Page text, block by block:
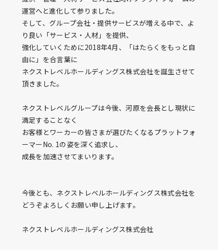
運営へと進化して参りました。
そして、グループ会社・提供サービスが増える中で、よ
り良い「サービス・人材」を提供、
強化していくために2018年4月、「はたらくをもっと自
由に」を合言葉に
ネクストレベルホールディングス株式会社を誕生させて
頂きました。
ネクストレベルグループは今後、河原を会長とし現状に
満足することなく
お客様とワーカーの皆さまが選びたくなるプラットフォ
ーマーNo. 1の姿を深く追求し、
成長を加速させてまいります。
今後とも、ネクストレベルホールディングス株式会社を
どうぞよろしくお願い申し上げます。
ネクストレベルホールディングス株式会社